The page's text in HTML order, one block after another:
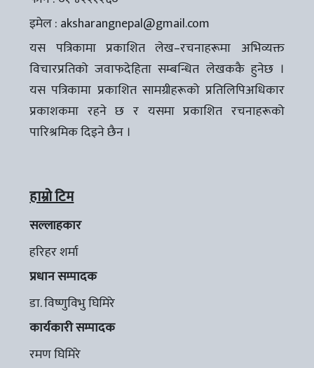
इमेल : aksharangnepal@gmail.com
यस पत्रिकामा प्रकाशित लेख–रचनाहरूमा अभिव्यक्त
विचारप्रतिको जवाफदेहिता सम्बन्धित लेखककै हुनेछ ।
यस पत्रिकामा प्रकाशित सामग्रीहरूको प्रतिलिपिअधिकार
प्रकाशकमा रहने छ र यसमा प्रकाशित रचनाहरूको
पारिश्रमिक दिइने छैन ।
हाम्रो टिम
सल्लाहकार
हरिहर शर्मा
प्रधान सम्पादक
डा. विष्णुविभु घिमिरे
कार्यकारी सम्पादक
रमण घिमिरे